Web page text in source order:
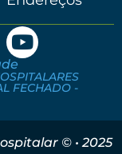
FECHADO -
© • 2025